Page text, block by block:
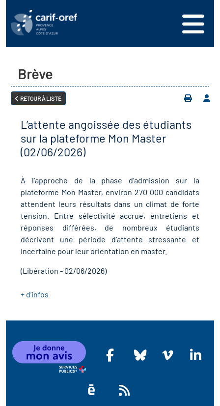
formation
de l'offre de
en région
en santé et sécurité au
les métiers
des territoires (Kit
DDETS)
Partenariale de la
Régional d’Observation
des métiers en
de l'Economie
connecter
votre offre de
Brève
RETOUR À LISTE
L’attente angoissée des étudiants
sur la plateforme Mon Master
(02/06/2026)
À l’approche de la phase d’admission sur la
plateforme Mon Master, environ 270 000 candidats
attendent leurs résultats dans un climat de forte
tension. Entre sélectivité accrue, entretiens et
réponses différées, de nombreux étudiants
décrivent une période d’attente stressante et
incertaine pour leur orientation en master.
(Libération - 02/06/2026)
+ d’infos